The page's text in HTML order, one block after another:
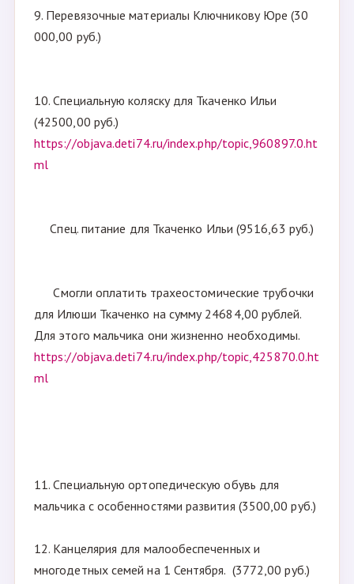
9. Перевязочные материалы Ключникову Юре (30
000,00 руб.)
10. Специальную коляску для Ткаченко Ильи
(42500,00 руб.)
https://objava.deti74.ru/index.php/topic,960897.0.ht
ml
Спец. питание для Ткаченко Ильи (9516,63 руб.)
Смогли оплатить трахеостомические трубочки
для Илюши Ткаченко на сумму 24684,00 рублей.
Для этого мальчика они жизненно необходимы.
https://objava.deti74.ru/index.php/topic,425870.0.ht
ml
11. Специальную ортопедическую обувь для
мальчика с особенностями развития (3500,00 руб.)
12. Канцелярия для малообеспеченных и
многодетных семей на 1 Сентября. (3772,00 руб.)